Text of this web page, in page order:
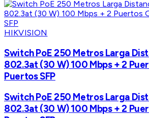
HIKVISION
Switch PoE 250 Metros Larga
802.3at (30 W) 100 Mbps + 2
Puertos SFP
Switch PoE 250 Metros Larga
802.3at (30 W) 100 Mbps + 2